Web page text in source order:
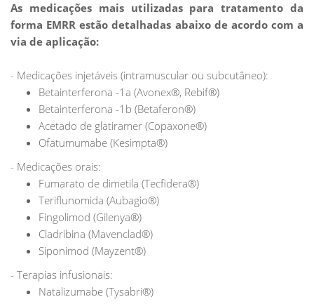
As medicações mais utilizadas para tratamento da
forma EMRR estão detalhadas abaixo de acordo com a
via de aplicação:
- Medicações injetáveis (intramuscular ou subcutâneo):
Betainterferona -1a (Avonex®, Rebif®)
Betainterferona -1b (Betaferon®)
Acetado de glatiramer (Copaxone®)
Ofatumumabe (Kesimpta®)
- Medicações orais:
Fumarato de dimetila (Tecfidera®)
Teriflunomida (Aubagio®)
Fingolimod (Gilenya®)
Cladribina (Mavenclad®)
Siponimod (Mayzent®)
- Terapias infusionais:
Natalizumabe (Tysabri®)